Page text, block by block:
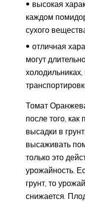
высокая
каждом
сухого
отличная
могут
Томат
после того,
высадки в
высаживать
только это
урожайность.
грунт, то
снижается.